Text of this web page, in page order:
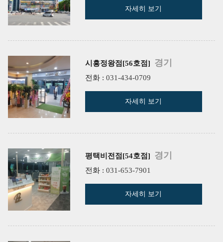
자세히 보기
시흥정왕점[56호점] 경기
전화 : 031-434-0709
자세히 보기
평택비전점[54호점] 경기
전화 : 031-653-7901
자세히 보기